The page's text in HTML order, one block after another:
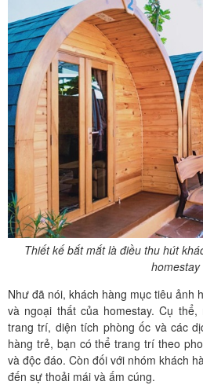
Thiết kế bắt mắt là điều thu hút
homestay
Như đã nói, khách hàng mục tiêu ảnh
và ngoại thất của homestay. Cụ
trang trí, diện tích phòng ốc và các
hàng trẻ, bạn có thể trang trí theo
và độc đáo. Còn đối với nhóm khách
đến sự thoải mái và ấm cúng.